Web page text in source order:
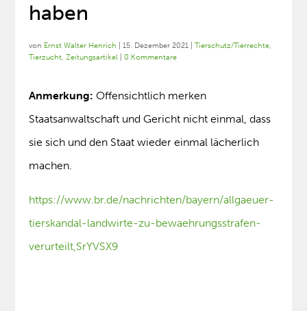
haben
von Ernst Walter Henrich |15. Dezember 2021 |Tierschutz/Tierrechte,
Tierzucht,Zeitungsartikel |0 Kommentare
Anmerkung: Offensichtlich merken
Staatsanwaltschaft und Gericht nicht einmal, dass
sie sich und den Staat wieder einmal lächerlich
machen.
https://www.br.de/nachrichten/bayern/allgaeuer-
tierskandal-landwirte-zu-bewaehrungsstrafen-
verurteilt,SrYVSX9